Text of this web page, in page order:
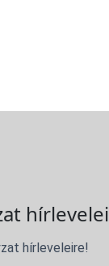
hírlevelei
hírleveleire!